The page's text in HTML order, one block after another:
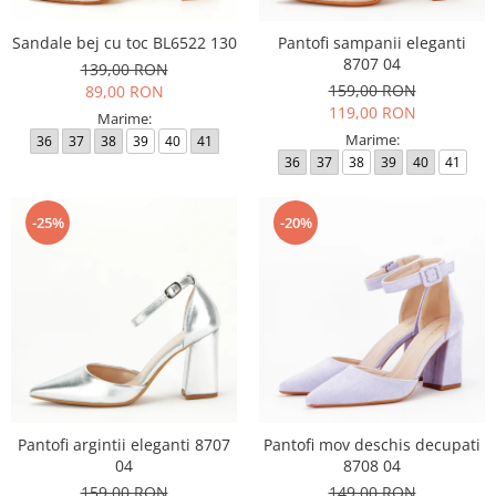
Sandale bej cu toc BL6522 130
139,00 RON
89,00 RON
Marime:
36 37 38 39 40 41
Pantofi sampanii eleganti
8707 04
159,00 RON
119,00 RON
Marime:
36 37 38 39 40 41
-25%
Pantofi argintii eleganti 8707
04
-20%
Pantofi mov deschis decupati
8708 04